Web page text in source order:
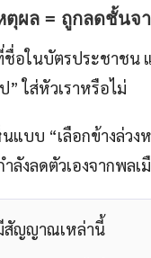
ผล = ถูกลดชั้นจ
อในบัตรประชาชน
” ใส่หัวเราหรือไม่
แบบ “เลือกข้างล่วง
ลังลดตัวเองจากพล
สัญญาณเหล่านี้